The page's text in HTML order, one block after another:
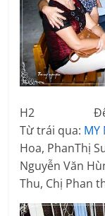
​H2 Đêm
Từ trái qua: MY
Hoa, PhanThị
Nguyễn Văn
Thu, Chị Phan